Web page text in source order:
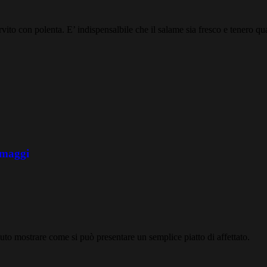
con polenta. E’ indispensalbile che il salame sia fresco e tenero
mostrare come si può presentare un semplice piatto di affettato.